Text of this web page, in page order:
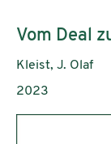
Untertitel:
Vom Deal
AutorInnen:
Kleist, J. Olaf
Publikationsjahr:
2023